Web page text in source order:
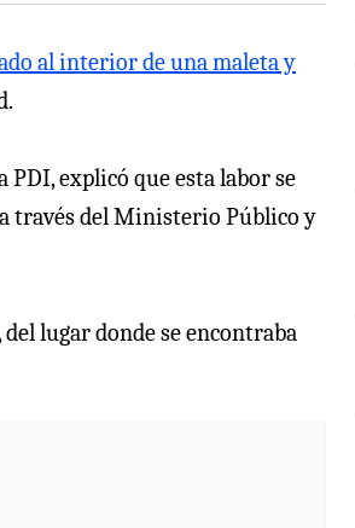
al interior de una maleta y
explicó que esta labor se
través del Ministerio Público y
lugar donde se encontraba